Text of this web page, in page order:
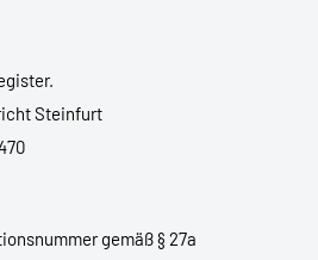
Steinfurt
gemäß § 27a